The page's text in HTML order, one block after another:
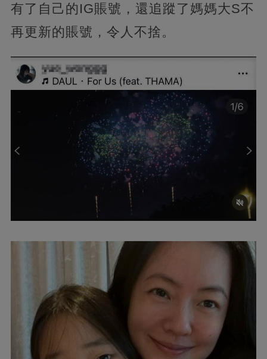
有了自己的IG賬號，還追蹤了媽媽大S不
再更新的賬號，令人不捨。